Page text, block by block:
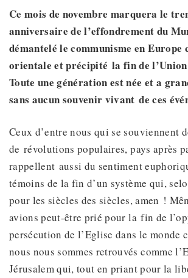
Ce mois de novembre marquera le
anniversaire de l’effondrement du
démantelé le communisme en Europe
orientale et précipité la fin de
Toute une génération est née et a
sans aucun souvenir vivantde ces
Ceux d’entre nous qui se souviennent
de révolutions populaires, pays après
rappellent aussi du sentiment
témoins de la fin d’un système qui,
pour les siècles des siècles, amen !
avions peut-être prié pour la fin de
persécution de l’Eglise dans le monde
nous nous sommes retrouvés comme
Jérusalem qui, tout en priant pour la